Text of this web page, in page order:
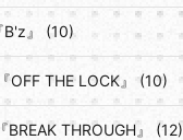
B'z』 (10)
OFF THE LOCK』 (10)
BREAK THROUGH』 (12)